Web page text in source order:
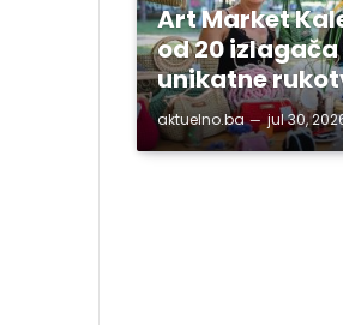
Art Market
od 20
unikatne
aktuelno.ba jul 30,